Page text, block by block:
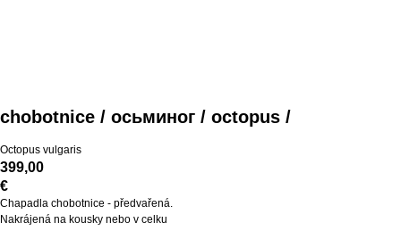
chobotnice / осьминог / octopus /
Octopus vulgaris
399,00
€
Chapadla chobotnice - předvařená.
Nakrájená na kousky nebo v celku